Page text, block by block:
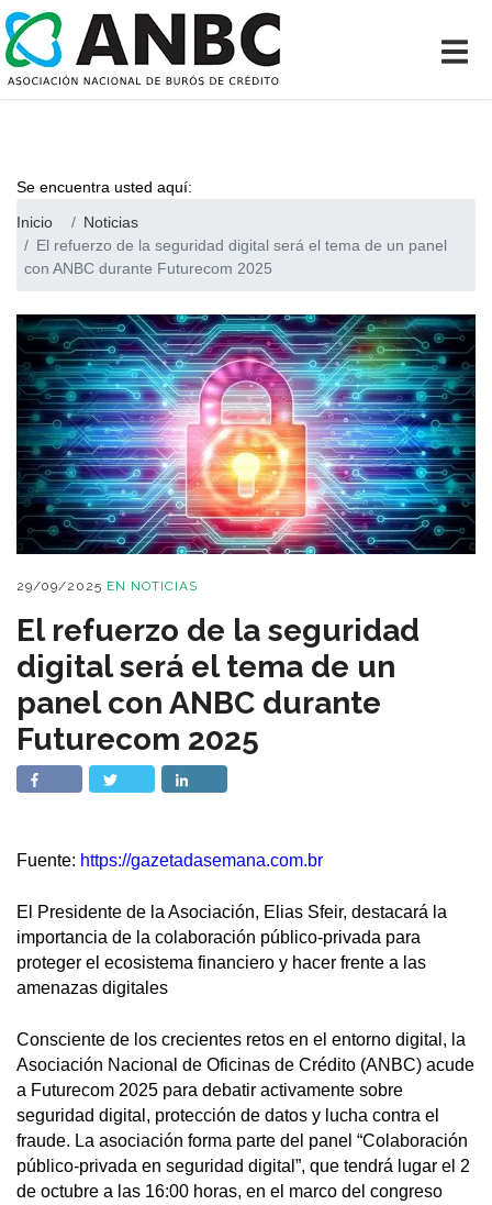
Se encuentra usted aquí:
Inicio
Noticias
El refuerzo de la seguridad digital será el tema de un panel
con ANBC durante Futurecom 2025
29/09/2025 EN NOTICIAS
El refuerzo de la seguridad
digital será el tema de un
panel con ANBC durante
Futurecom 2025
Fuente: https://gazetadasemana.com.br
El Presidente de la Asociación, Elias Sfeir, destacará la
importancia de la colaboración público-privada para
proteger el ecosistema financiero y hacer frente a las
amenazas digitales
Consciente de los crecientes retos en el entorno digital, la
Asociación Nacional de Oficinas de Crédito (ANBC) acude
a Futurecom 2025 para debatir activamente sobre
seguridad digital, protección de datos y lucha contra el
fraude. La asociación forma parte del panel “Colaboración
público-privada en seguridad digital”, que tendrá lugar el 2
de octubre a las 16:00 horas, en el marco del congreso